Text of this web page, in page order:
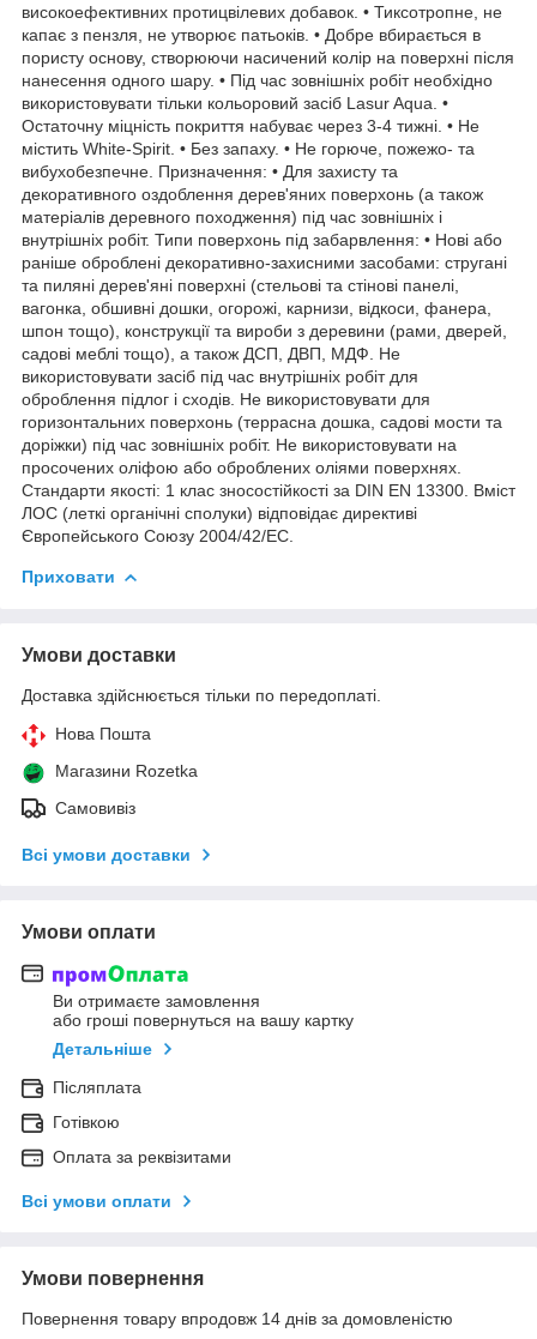
високоефективних протицвілевих добавок. • Тиксотропне, не
капає з пензля, не утворює патьоків. • Добре вбирається в
пористу основу, створюючи насичений колір на поверхні після
нанесення одного шару. • Під час зовнішніх робіт необхідно
використовувати тільки кольоровий засіб Lasur Aqua. •
Остаточну міцність покриття набуває через 3-4 тижні. • Не
містить White-Spirit. • Без запаху. • Не горюче, пожежо- та
вибухобезпечне. Призначення: • Для захисту та
декоративного оздоблення дерев'яних поверхонь (а також
матеріалів деревного походження) під час зовнішніх і
внутрішніх робіт. Типи поверхонь під забарвлення: • Нові або
раніше оброблені декоративно-захисними засобами: стругані
та пиляні дерев'яні поверхні (стельові та стінові панелі,
вагонка, обшивні дошки, огорожі, карнизи, відкоси, фанера,
шпон тощо), конструкції та вироби з деревини (рами, дверей,
садові меблі тощо), а також ДСП, ДВП, МДФ. Не
використовувати засіб під час внутрішніх робіт для
оброблення підлог і сходів. Не використовувати для
горизонтальних поверхонь (террасна дошка, садові мости та
доріжки) під час зовнішніх робіт. Не використовувати на
просочених оліфою або оброблених оліями поверхнях.
Стандарти якості: 1 клас зносостійкості за DIN EN 13300. Вміст
ЛОС (леткі органічні сполуки) відповідає директиві
Європейського Союзу 2004/42/EC.
Приховати
Умови доставки
Доставка здійснюється тільки по передоплаті.
Нова Пошта
Магазини Rozetka
Самовивіз
Всі умови доставки
Умови оплати
Ви отримаєте замовлення
або гроші повернуться на вашу картку
Детальніше
Післяплата
Готівкою
Оплата за реквізитами
Всі умови оплати
Умови повернення
Повернення товару впродовж 14 днів за домовленістю